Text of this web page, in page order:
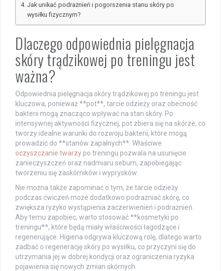
Jak unikać podrażnień i pogorszenia stanu skóry po
wysiłku fizycznym?
Dlaczego odpowiednia pielęgnacja
skóry trądzikowej po treningu jest
ważna?
Odpowiednia pielęgnacja skóry trądzikowej po treningu jest
kluczowa, ponieważ **pot**, tarcie odzieży oraz obecność
bakterii mogą znacząco wpływać na stan skóry. Po
intensywnej aktywności fizycznej, pot zbiera się na skórze, co
tworzy idealne warunki do rozwoju bakterii, które mogą
prowadzić do **stanów zapalnych**. Właściwe
oczyszczanie twarzy po treningu pozwala na usunięcie
zanieczyszczeń oraz nadmiaru sebum, zapobiegając
tworzeniu się zaskórników i wyprysków.
Nie można także zapominać o tym, że tarcie odzieży
podczas ćwiczeń może dodatkowo podrażniać skórę, co
zwiększa ryzyko wystąpienia zaczerwienień i podrażnień.
Aby temu zapobiec, warto stosować **kosmetyki po
treningu**, które będą miały właściwości łagodzące i
regenerujące. Higiena odgrywa kluczową rolę, dlatego warto
zadbać o regenerację skóry po wysiłku, co przyczyni się do
utrzymania jej w dobrej kondycji oraz ograniczenia ryzyka
pojawienia się nowych zmian skórnych.